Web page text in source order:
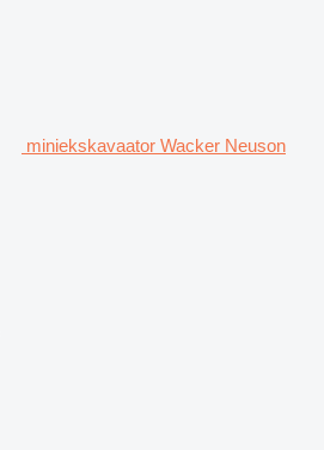
miniekskavaator Wacker Neuson